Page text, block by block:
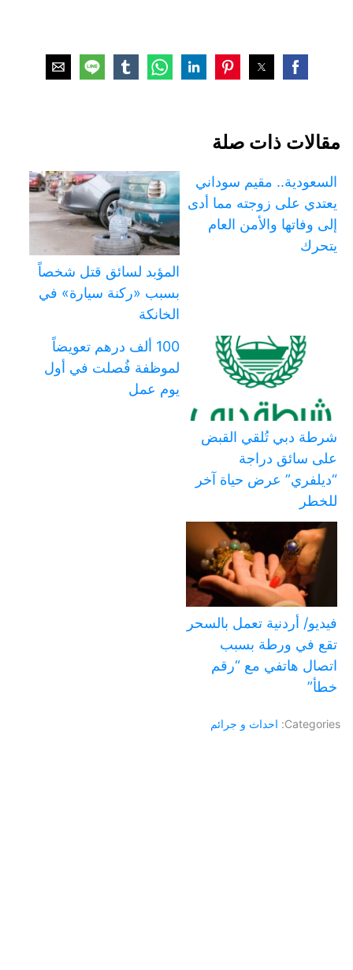
مقالات ذات صلة
السعودية.. مقيم سوداني
يعتدي على زوجته مما أدى
إلى وفاتها والأمن العام
يتحرك
المؤبد لسائق قتل شخصاً
بسبب «ركنة سيارة» في
الخانكة
شرطة دبي تُلقي القبض
على سائق دراجة
“ديلفري” عرض حياة آخر
للخطر
100 ألف درهم تعويضاً
لموظفة فُصلت في أول
يوم عمل
فيديو/ أردنية تعمل بالسحر
تقع في ورطة بسبب
اتصال هاتفي مع “رقم
خطأ”
Categories: احداث و جرائم